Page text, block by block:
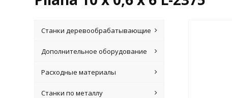
Станки деревообрабатывающие
Дополнительное оборудование
Расходные материалы
Станки по металлу